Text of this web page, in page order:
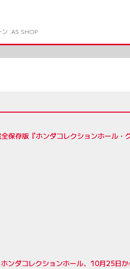
ン AS SHOP
保存版『ホンダコレクションホール
ンダコレクションホール、10月25日